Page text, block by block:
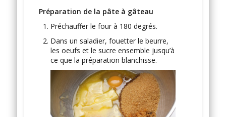
Préparation de la pâte à gâteau
Préchauffer le four à 180 degrés.
Dans un saladier, fouetter le beurre,
les oeufs et le sucre ensemble jusqu’à
ce que la préparation blanchisse.